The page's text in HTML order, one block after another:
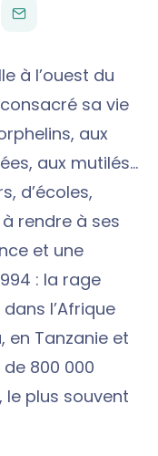
ENVOYER
PAR
EMAIL
à l’ouest du
sa vie
aux
aux mutilés…
d’écoles,
rendre à ses
et une
: la rage
l’Afrique
en Tanzanie et
de 800 000
plus souvent